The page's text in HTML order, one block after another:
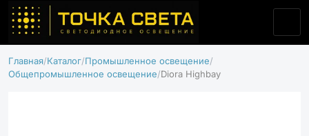
Главная Каталог Промышленное освещение
Общепромышленное освещение Diora Highbay